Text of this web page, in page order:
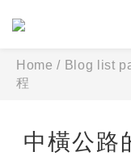
Home / Blog list
程
中橫公路